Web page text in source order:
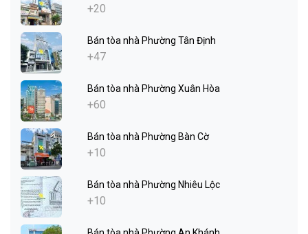
+20
Bán tòa nhà Phường Tân Định
+47
Bán tòa nhà Phường Xuân Hòa
+60
Bán tòa nhà Phường Bàn Cờ
+10
Bán tòa nhà Phường Nhiêu Lộc
+10